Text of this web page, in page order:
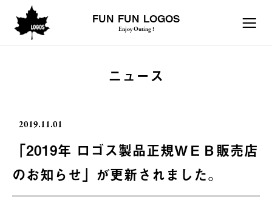
FUN FUN LOGOS
Enjoy Outing !
ニュース
2019.11.01
「2019年 ロゴス製品正規ＷＥＢ販売店
のお知らせ」が更新されました。